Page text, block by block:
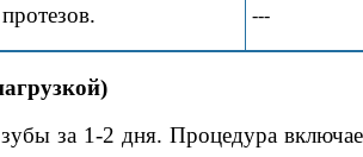
---
за 1-2 дня. Процедура